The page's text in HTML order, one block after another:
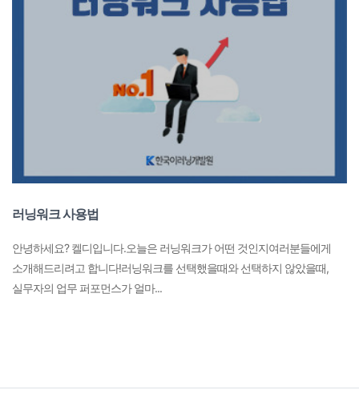
러닝워크 사용법
안녕하세요? 켈디입니다.오늘은 러닝워크가 어떤 것인지여러분들에게
소개해드리려고 합니다!러닝워크를 선택했을때와 선택하지 않았을때,
실무자의 업무 퍼포먼스가 얼마...